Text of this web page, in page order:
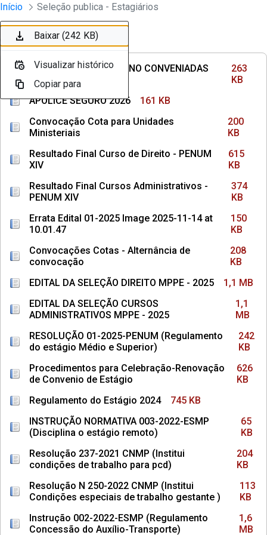
Pular para o Conteúdo principal
Divisão Minima - Escola Superior
Início Seleção publica - Estagiários
Ordenar Filtro
INSTITUIÇÕES DE ENSINO CONVENIADAS
COM MPPE
263
KB
APÓLICE SEGURO 2026
161 KB
Convocação Cota para Unidades
Ministeriais
200
KB
Resultado Final Curso de Direito - PENUM
XIV
615
KB
Resultado Final Cursos Administrativos -
PENUM XIV
374
KB
Errata Edital 01-2025 Image 2025-11-14 at
10.01.47
150
KB
Convocações Cotas - Alternância de
convocação
208
KB
EDITAL DA SELEÇÃO DIREITO MPPE - 2025
1,1 MB
EDITAL DA SELEÇÃO CURSOS
ADMINISTRATIVOS MPPE - 2025
1,1
MB
RESOLUÇÃO 01-2025-PENUM (Regulamento
do estágio Médio e Superior)
242
KB
Procedimentos para Celebração-Renovação
de Convenio de Estágio
626
KB
Regulamento do Estágio 2024
745 KB
INSTRUÇÃO NORMATIVA 003-2022-ESMP
(Disciplina o estágio remoto)
65
KB
Resolução 237-2021 CNMP (Institui
condições de trabalho para pcd)
204
KB
Resolução N 250-2022 CNMP (Institui
Condições especiais de trabalho gestante )
113
KB
Instrução 002-2022-ESMP (Regulamento
Concessão do Auxílio-Transporte)
1,6
MB
Baixar (263 KB)
Visualizar histórico
Copiar para
Baixar (161 KB)
Visualizar histórico
Copiar para
Baixar (200 KB)
Visualizar histórico
Copiar para
Baixar (615 KB)
Visualizar histórico
Copiar para
Baixar (374 KB)
Visualizar histórico
Copiar para
Baixar (150 KB)
Visualizar histórico
Copiar para
Baixar (208 KB)
Visualizar histórico
Copiar para
Baixar (1,1 MB)
Visualizar histórico
Copiar para
Baixar (1,1 MB)
Visualizar histórico
Copiar para
Baixar (242 KB)
Visualizar histórico
Copiar para